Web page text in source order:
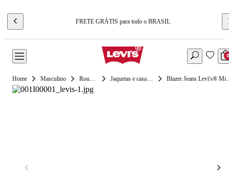
FRETE GRÁTIS para todo o BRASIL
0
Masculino Roupas Jaquetas e casacos Blazer